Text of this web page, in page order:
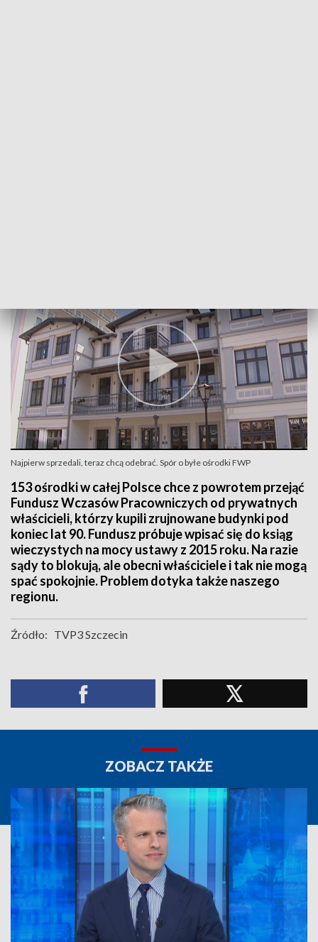
Najpierw sprzedali, teraz chcą odebrać. Spór o byłe ośrodki FWP
153 ośrodki w całej Polsce chce z powrotem przejąć
Fundusz Wczasów Pracowniczych od prywatnych
właścicieli, którzy kupili zrujnowane budynki pod
koniec lat 90. Fundusz próbuje wpisać się do ksiąg
wieczystych na mocy ustawy z 2015 roku. Na razie
sądy to blokują, ale obecni właściciele i tak nie mogą
spać spokojnie. Problem dotyka także naszego
regionu.
Źródło: TVP3 Szczecin
ZOBACZ TAKŻE